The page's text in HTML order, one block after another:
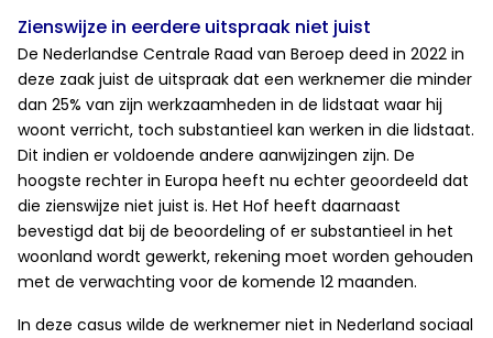
Zienswijze in eerdere uitspraak niet juist
De Nederlandse Centrale Raad van Beroep deed in 2022 in
deze zaak juist de uitspraak dat een werknemer die minder
dan 25% van zijn werkzaamheden in de lidstaat waar hij
woont verricht, toch substantieel kan werken in die lidstaat.
Dit indien er voldoende andere aanwijzingen zijn. De
hoogste rechter in Europa heeft nu echter geoordeeld dat
die zienswijze niet juist is. Het Hof heeft daarnaast
bevestigd dat bij de beoordeling of er substantieel in het
woonland wordt gewerkt, rekening moet worden gehouden
met de verwachting voor de komende 12 maanden.
In deze casus wilde de werknemer niet in Nederland sociaal